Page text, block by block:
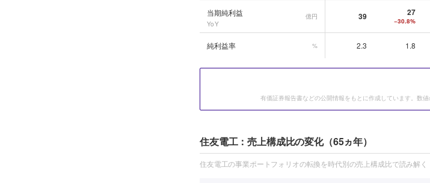
当期純利益
YoY
億円 39 27
−30.8%
純利益率 % 2.3 1.8
有価証券報告書などの公開情報をもとに作成しています。数
住友電工：売上構成比の変化（65ヵ年）
住友電工の事業ポートフォリオの転換を時代別の売上構成比で読み解く